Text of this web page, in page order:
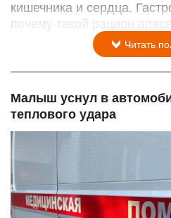
кишечника и сердца.
почему такой рацион
Читать
Малыш уснул в
теплового удара